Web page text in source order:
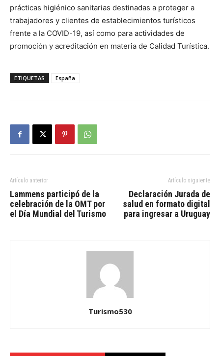
prácticas higiénico sanitarias destinadas a proteger a
trabajadores y clientes de establecimientos turísticos
frente a la COVID-19, así como para actividades de
promoción y acreditación en materia de Calidad Turística.
ETIQUETAS España
Artículo anterior
Lammens participó de la
celebración de la OMT por
el Día Mundial del Turismo
Artículo siguiente
Declaración Jurada de
salud en formato digital
para ingresar a Uruguay
Turismo530